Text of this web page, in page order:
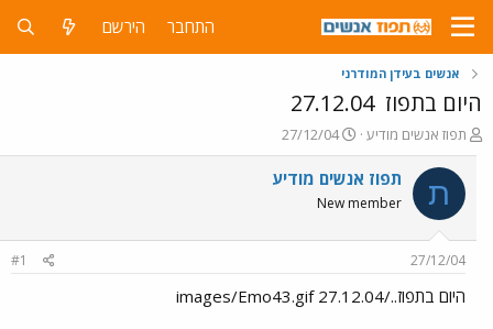
התחבר הירשם
אנשים בעידן המודרני
היום בתפוז 27.12.04
פ
ו
ת
ח
ה
ש
א
תפוז אנשים מודיע
פ
ו
ר
ם
ר
27/12/04
ת תפוז אנשים מודיע
New member
27/12/04
#1
היום בתפוז../images/Emo43.gif 27.12.04